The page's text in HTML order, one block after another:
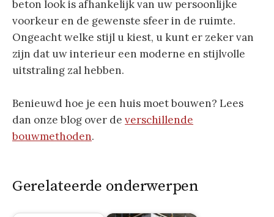
beton look is afhankelijk van uw persoonlijke
voorkeur en de gewenste sfeer in de ruimte.
Ongeacht welke stijl u kiest, u kunt er zeker van
zijn dat uw interieur een moderne en stijlvolle
uitstraling zal hebben.
Benieuwd hoe je een huis moet bouwen? Lees
dan onze blog over de verschillende
bouwmethoden.
Gerelateerde onderwerpen